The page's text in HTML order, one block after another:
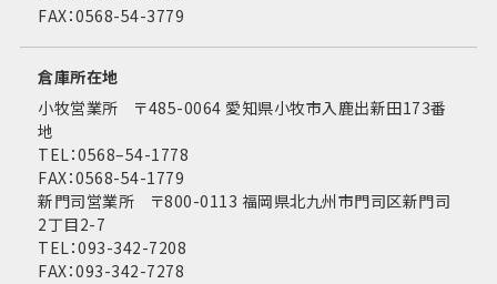
FAX：0568-54-3779
倉庫所在地
小牧営業所 〒485-0064 愛知県小牧市入鹿出新田173番
地
TEL：0568–54-1778
FAX：0568-54-1779
新門司営業所 〒800-0113 福岡県北九州市門司区新門司
2丁目2-7
TEL：093-342-7208
FAX：093-342-7278